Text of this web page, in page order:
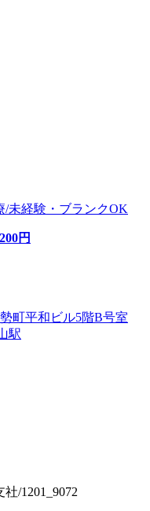
未経験・ブランクOK
円
町平和ビル5階B号室
駅
/1201_9072